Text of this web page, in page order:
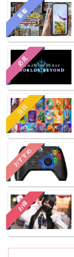
新着
必見
注目
おすすめ
お得